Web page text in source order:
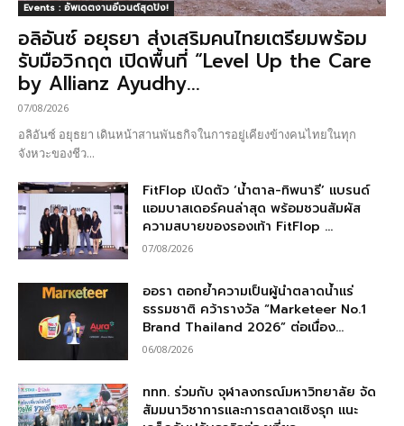
Events : อัพเดตงานอีเวนต์สุดปัง!
อลิอันซ์ อยุธยา ส่งเสริมคนไทยเตรียมพร้อม
รับมือวิกฤต เปิดพื้นที่ “Level Up the Care
by Allianz Ayudhy...
07/08/2026
อลิอันซ์ อยุธยา เดินหน้าสานพันธกิจในการอยู่เคียงข้างคนไทยในทุก
จังหวะของชีว...
FitFlop เปิดตัว ‘น้ำตาล-ทิพนารี’ แบรนด์
แอมบาสเดอร์คนล่าสุด พร้อมชวนสัมผัส
ความสบายของรองเท้า FitFlop ...
07/08/2026
ออรา ตอกย้ำความเป็นผู้นำตลาดน้ำแร่
ธรรมชาติ คว้ารางวัล “Marketeer No.1
Brand Thailand 2026” ต่อเนื่อง...
06/08/2026
ททท. ร่วมกับ จุฬาลงกรณ์มหาวิทยาลัย จัด
สัมมนาวิชาการและการตลาดเชิงรุก แนะ